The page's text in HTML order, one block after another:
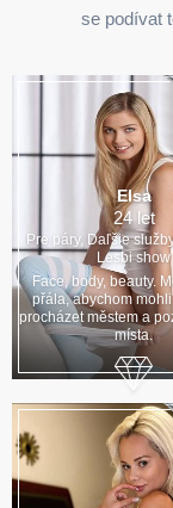
se podívat
Elsa
24 let
Pre páry, Daľšie
Lesbi show
Face, body, beauty.
přála, abychom
procházet městem a
místa.